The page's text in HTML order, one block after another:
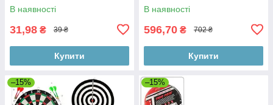
В наявності
31,98 ₴ 39 ₴
Купити
В наявності
596,70 ₴ 702 ₴
Купити
–15% –15%